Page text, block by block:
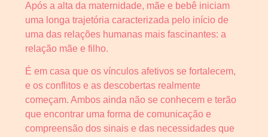
Após a alta da maternidade, mãe e bebê iniciam
uma longa trajetória caracterizada pelo início de
uma das relações humanas mais fascinantes: a
relação mãe e filho.
É em casa que os vínculos afetivos se fortalecem,
e os conflitos e as descobertas realmente
começam. Ambos ainda não se conhecem e terão
que encontrar uma forma de comunicação e
compreensão dos sinais e das necessidades que